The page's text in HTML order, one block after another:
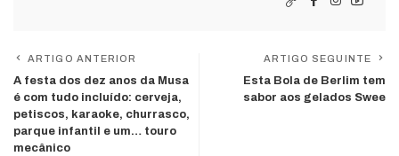
ARTIGO ANTERIOR
A festa dos dez anos da Musa
é com tudo incluído: cerveja,
petiscos, karaoke, churrasco,
parque infantil e um… touro
mecânico
ARTIGO SEGUINTE
Esta Bola de Berlim tem
sabor aos gelados Swee